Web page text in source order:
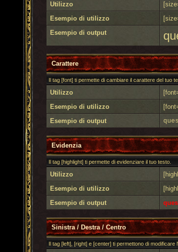
Utilizzo
Esempio di utilizzo
Esempio di output
Carattere
Il tag [font] ti permette di cambiare il carattere del tuo
Utilizzo
Esempio di utilizzo
Esempio di output
Evidenzia
Il tag [highlight] ti permette di evidenziare il tuo testo.
Utilizzo
Esempio di utilizzo
Esempio di output
Sinistra / Destra / Centro
Il tag [left], [right] e [center] ti permettono di modificare